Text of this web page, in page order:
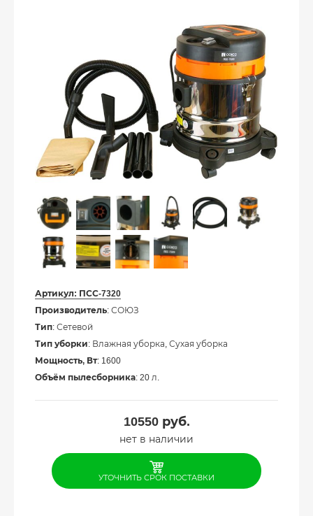
Артикул: ПСС-7320
Производитель: СОЮЗ
Тип: Сетевой
Тип уборки: Влажная уборка, Сухая уборка
Мощность, Вт: 1600
Объём пылесборника: 20 л.
10550руб.
нет в наличии
УТОЧНИТЬ СРОК ПОСТАВКИ